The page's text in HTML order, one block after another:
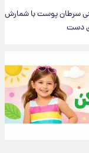
سرطان پوست با شمارش
دست